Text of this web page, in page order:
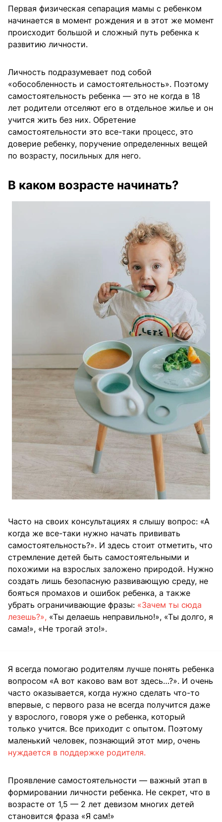
Первая физическая сепарация мамы с ребенком
начинается в момент рождения и в этот же момент
происходит большой и сложный путь ребенка к
развитию личности.
Личность подразумевает под собой
«обособленность и самостоятельность». Поэтому
самостоятельность ребенка — это не когда в 18
лет родители отселяют его в отдельное жилье и он
учится жить без них. Обретение
самостоятельности это все-таки процесс, это
доверие ребенку, поручение определенных вещей
по возрасту, посильных для него.
В каком возрасте начинать?
Часто на своих консультациях я слышу вопрос: «А
когда же все-таки нужно начать прививать
самостоятельность?». И здесь стоит отметить, что
стремление детей быть самостоятельными и
похожими на взрослых заложено природой. Нужно
создать лишь безопасную развивающую среду, не
бояться промахов и ошибок ребенка, а также
убрать ограничивающие фразы: «Зачем ты сюда
лезешь?», «Ты делаешь неправильно!», «Ты долго, я
сама!», «Не трогай это!».
Я всегда помогаю родителям лучше понять ребенка
вопросом «А вот каково вам вот здесь…?». И очень
часто оказывается, когда нужно сделать что-то
впервые, с первого раза не всегда получится даже
у взрослого, говоря уже о ребенка, который
только учится. Все приходит с опытом. Поэтому
маленький человек, познающий этот мир, очень
нуждается в поддержке родителя.
Проявление самостоятельности — важный этап в
формировании личности ребенка. Не секрет, что в
возрасте от 1,5 — 2 лет девизом многих детей
становится фраза «Я сам!»